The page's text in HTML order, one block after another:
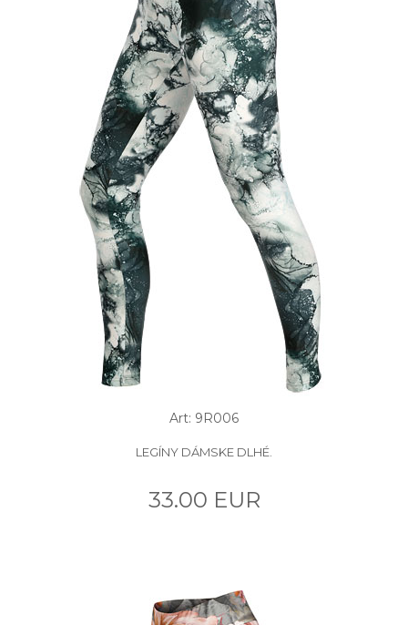
Art: 9R006
LEGÍNY DÁMSKE DLHÉ.
33.00 EUR